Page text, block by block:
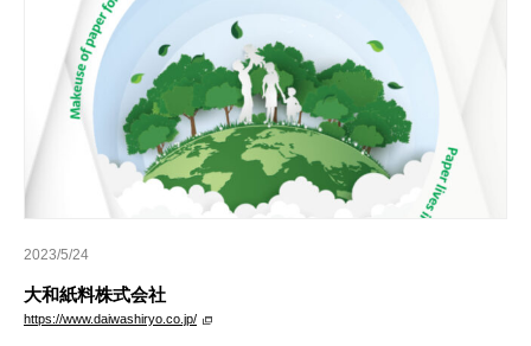
2023/5/24
大和紙料株式会社
https://www.daiwashiryo.co.jp/